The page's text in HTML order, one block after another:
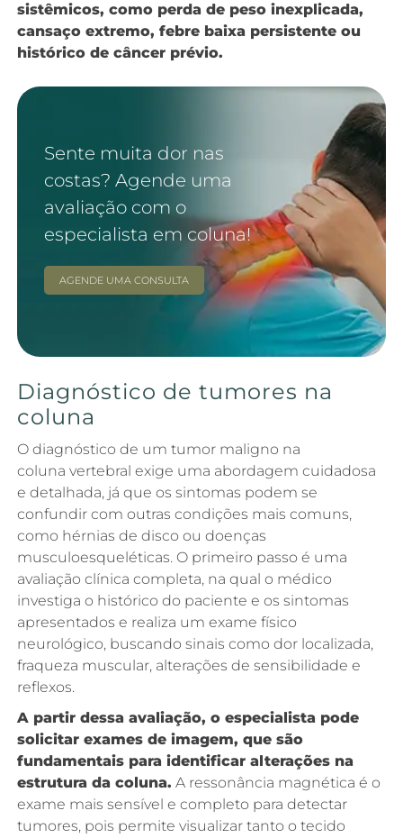
sistêmicos, como perda de peso inexplicada,
cansaço extremo, febre baixa persistente ou
histórico de câncer prévio.
Sente muita dor nas
costas? Agende uma
avaliação com o
especialista em coluna!
AGENDE UMA CONSULTA
Diagnóstico de tumores na
coluna
O diagnóstico de um tumor maligno na
coluna vertebral exige uma abordagem cuidadosa
e detalhada, já que os sintomas podem se
confundir com outras condições mais comuns,
como hérnias de disco ou doenças
musculoesqueléticas. O primeiro passo é uma
avaliação clínica completa, na qual o médico
investiga o histórico do paciente e os sintomas
apresentados e realiza um exame físico
neurológico, buscando sinais como dor localizada,
fraqueza muscular, alterações de sensibilidade e
reflexos.
A partir dessa avaliação, o especialista pode
solicitar exames de imagem, que são
fundamentais para identificar alterações na
estrutura da coluna. A ressonância magnética é o
exame mais sensível e completo para detectar
tumores, pois permite visualizar tanto o tecido